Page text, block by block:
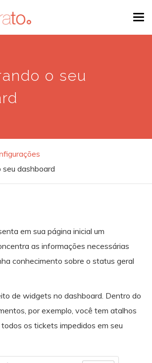
o seu
dashboard
em sua página inicial um
as informações necessárias
conhecimento sobre o status geral
de widgets no dashboard. Dentro do
por exemplo, você tem atalhos
os tickets impedidos em seu